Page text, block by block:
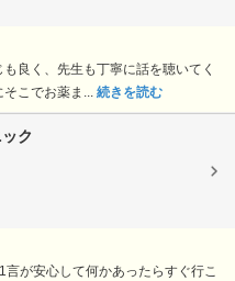
良く、先生も丁寧に話を聴いてく
こでお薬ま... 続きを読む
ク
が安心して何かあったらすぐ行こ